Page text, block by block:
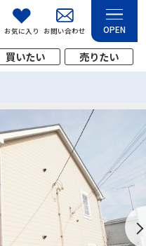
お気に入り お問い合わせ OPEN
買いたい 売りたい